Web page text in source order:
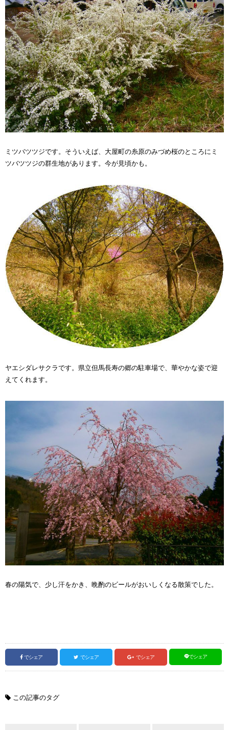
ミツバツツジです。そういえば、大屋町の糸原のみづめ桜のところにミ
ツバツツジの群生地があります。今が見頃かも。
ヤエシダレサクラです。県立但馬長寿の郷の駐車場で、華やかな姿で迎
えてくれます。
春の陽気で、少し汗をかき、晩酌のビールがおいしくなる散策でした。
でシェア でシェア でシェア でシェア
この記事のタグ